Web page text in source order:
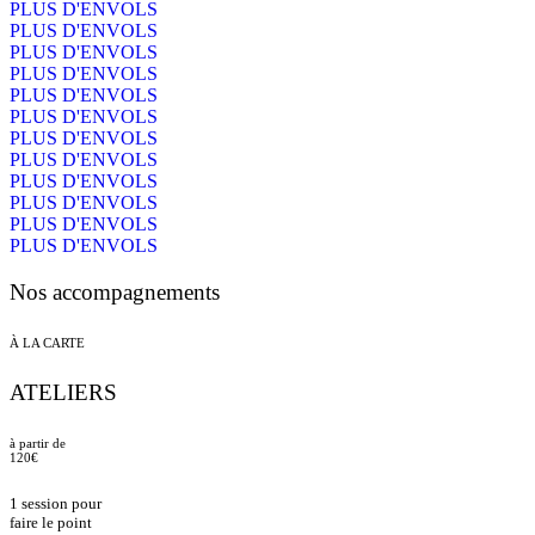
PLUS D'ENVOLS
PLUS D'ENVOLS
PLUS D'ENVOLS
PLUS D'ENVOLS
PLUS D'ENVOLS
PLUS D'ENVOLS
PLUS D'ENVOLS
PLUS D'ENVOLS
PLUS D'ENVOLS
PLUS D'ENVOLS
PLUS D'ENVOLS
PLUS D'ENVOLS
Nos accompagnements
À LA CARTE
ATELIERS
à partir de
120€
1 session pour
faire le point